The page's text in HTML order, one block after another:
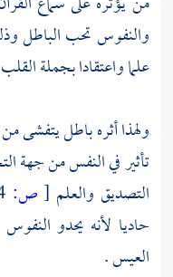
والنفوس تحب الباطل
علما واعتقادا بجملة
ولهذا أثره باطل يتفشى
تأثير في النفس من جهة
التصديق والعلم [ص:
حاديا لأنه يحدو
العيس .